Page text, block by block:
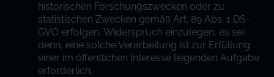
historischen Forschungszwecken oder zu
statistischen Zwecken gemäß Art. 89 Abs. 1 DS-
GVO erfolgen, Widerspruch einzulegen, es sei
denn, eine solche Verarbeitung ist zur Erfüllung
einer im öffentlichen Interesse liegenden Aufgabe
erforderlich.